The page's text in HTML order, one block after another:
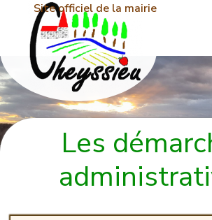
Site officiel de la mairie
Les